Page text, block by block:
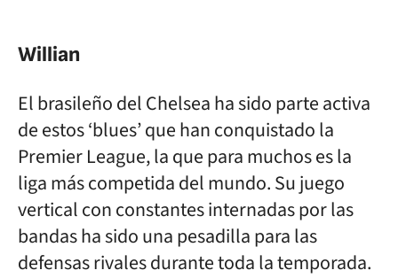
Willian
El brasileño del Chelsea ha sido parte activa
de estos ‘blues’ que han conquistado la
Premier League, la que para muchos es la
liga más competida del mundo. Su juego
vertical con constantes internadas por las
bandas ha sido una pesadilla para las
defensas rivales durante toda la temporada.